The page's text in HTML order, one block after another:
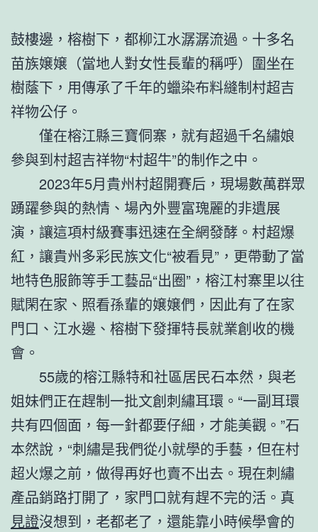
鼓樓邊，榕樹下，都柳江水潺潺流過。十多名
苗族嬢嬢（當地人對女性長輩的稱呼）圍坐在
樹蔭下，用傳承了千年的蠟染布料縫制村超吉
祥物公仔。
僅在榕江縣三寶侗寨，就有超過千名繡娘
參與到村超吉祥物“村超牛”的制作之中。
2023年5月貴州村超開賽后，現場數萬群眾
踴躍參與的熱情、場內外豐富瑰麗的非遺展
演，讓這項村級賽事迅速在全網發酵。村超爆
紅，讓貴州多彩民族文化“被看見”，更帶動了當
地特色服飾等手工藝品“出圈”，榕江村寨里以往
賦閑在家、照看孫輩的嬢嬢們，因此有了在家
門口、江水邊、榕樹下發揮特長就業創收的機
會。
55歲的榕江縣特和社區居民石本然，與老
姐妹們正在趕制一批文創刺繡耳環。“一副耳環
共有四個面，每一針都要仔細，才能美觀。”石
本然說，“刺繡是我們從小就學的手藝，但在村
超火爆之前，做得再好也賣不出去。現在刺繡
產品銷路打開了，家門口就有趕不完的活。真
見證沒想到，老都老了，還能靠小時候學會的